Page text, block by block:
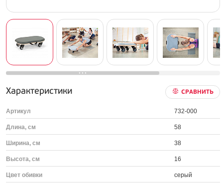
Характеристики СРАВНИТЬ
Артикул 732-000
Длина, см 58
Ширина, см 38
Высота, см 16
Цвет обивки серый